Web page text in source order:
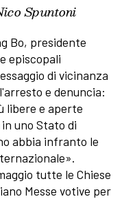
Spuntoni
Bo, presidente
episcopali
di vicinanza
e denuncia:
libere e aperte
uno Stato di
abbia infranto le
tutte le Chiese
Messe votive per